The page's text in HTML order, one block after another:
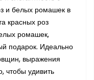
и белых ромашек в
красных роз
ромашек,
подарок. Идеально
выражения
чтобы удивить